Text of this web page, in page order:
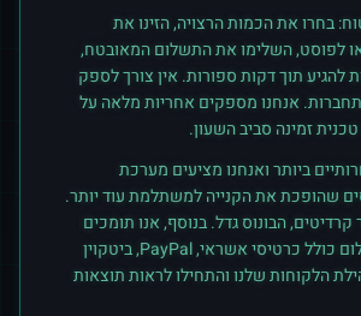
בחרו את הכמות הרצויה, הזינו את
לפוסט, השלימו את התשלום המאובטח,
להגיע תוך דקות ספורות. אין צורך לספק
אנחנו מספקים אחריות מלאה על
זמינה סביב השעון.
ביותר ואנחנו מציעים מערכת
שהופכת את הקנייה למשתלמת עוד יותר.
הבונוס גדל. בנוסף, אנו תומכים
במגוון אמצעי תשלום כולל כרטיסי אשראי, PayPal, ביטקוין
הלקוחות שלנו והתחילו לראות תוצאות